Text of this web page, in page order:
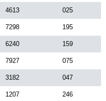
4613 025
7298 195
6240 159
7927 075
3182 047
1207 246